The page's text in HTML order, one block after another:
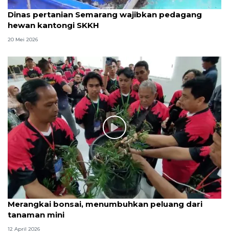
Dinas pertanian Semarang wajibkan pedagang
hewan kantongi SKKH
20 Mei 2026
Merangkai bonsai, menumbuhkan peluang dari
tanaman mini
12 April 2026